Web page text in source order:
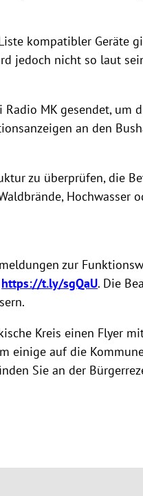
kompatibler Geräte
jedoch nicht so laut
MK gesendet,
an den
zu überprüfen, die
zur
https://t.ly/sgQaU. Die
Kreis einen Flyer
einige auf die
Sie an der